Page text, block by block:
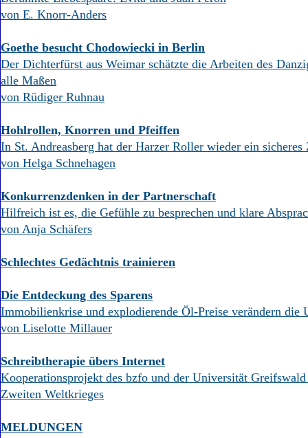
von E. Knorr-Anders
Goethe besucht Chodowiecki in Berlin
Der Dichterfürst aus Weimar schätzte die Arbeiten des
alle Maßen
von Rüdiger Ruhnau
Hohlrollen, Knorren und Pfeiffen
In St. Andreasberg hat der Harzer Roller wieder ein sicheres
von Helga Schnehagen
Konkurrenzdenken in der Partnerschaft
Hilfreich ist es, die Gefühle zu besprechen und klare
von Anja Schäfers
Schlechtes Gedächtnis trainieren
Die Entdeckung des Sparens
Immobilienkrise und explodierende Öl-Preise verändern die
von Liselotte Millauer
Schreibtherapie übers Internet
Kooperationsprojekt des bzfo und der Universität
Zweiten Weltkrieges
MELDUNGEN